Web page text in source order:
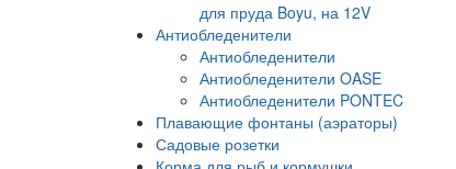
для пруда Boyu, на 12V
Антиобледенители
Антиобледенители
Антиобледенители OASE
Антиобледенители PONTEC
Плавающие фонтаны (аэраторы)
Садовые розетки